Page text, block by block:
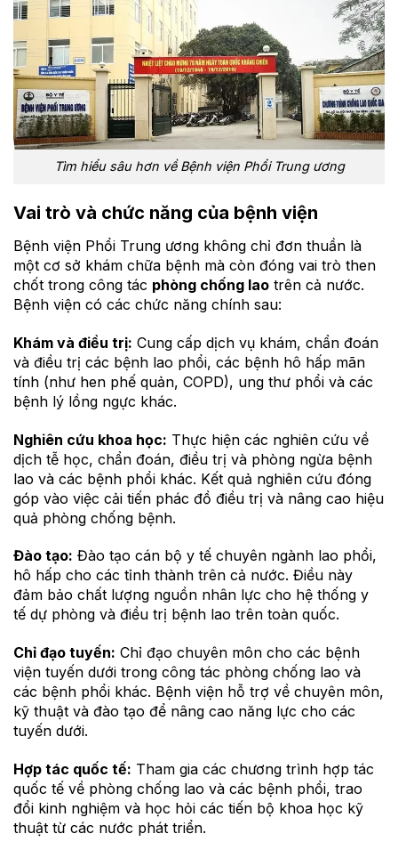
Tìm hiểu sâu hơn về Bệnh viện Phổi Trung ương
Vai trò và chức năng của bệnh viện
Bệnh viện Phổi Trung ương không chỉ đơn thuần là
một cơ sở khám chữa bệnh mà còn đóng vai trò then
chốt trong công tác phòng chống lao trên cả nước.
Bệnh viện có các chức năng chính sau:
Khám và điều trị: Cung cấp dịch vụ khám, chẩn đoán
và điều trị các bệnh lao phổi, các bệnh hô hấp mãn
tính (như hen phế quản, COPD), ung thư phổi và các
bệnh lý lồng ngực khác.
Nghiên cứu khoa học: Thực hiện các nghiên cứu về
dịch tễ học, chẩn đoán, điều trị và phòng ngừa bệnh
lao và các bệnh phổi khác. Kết quả nghiên cứu đóng
góp vào việc cải tiến phác đồ điều trị và nâng cao hiệu
quả phòng chống bệnh.
Đào tạo: Đào tạo cán bộ y tế chuyên ngành lao phổi,
hô hấp cho các tỉnh thành trên cả nước. Điều này
đảm bảo chất lượng nguồn nhân lực cho hệ thống y
tế dự phòng và điều trị bệnh lao trên toàn quốc.
Chỉ đạo tuyến: Chỉ đạo chuyên môn cho các bệnh
viện tuyến dưới trong công tác phòng chống lao và
các bệnh phổi khác. Bệnh viện hỗ trợ về chuyên môn,
kỹ thuật và đào tạo để nâng cao năng lực cho các
tuyến dưới.
Hợp tác quốc tế: Tham gia các chương trình hợp tác
quốc tế về phòng chống lao và các bệnh phổi, trao
đổi kinh nghiệm và học hỏi các tiến bộ khoa học kỹ
thuật từ các nước phát triển.